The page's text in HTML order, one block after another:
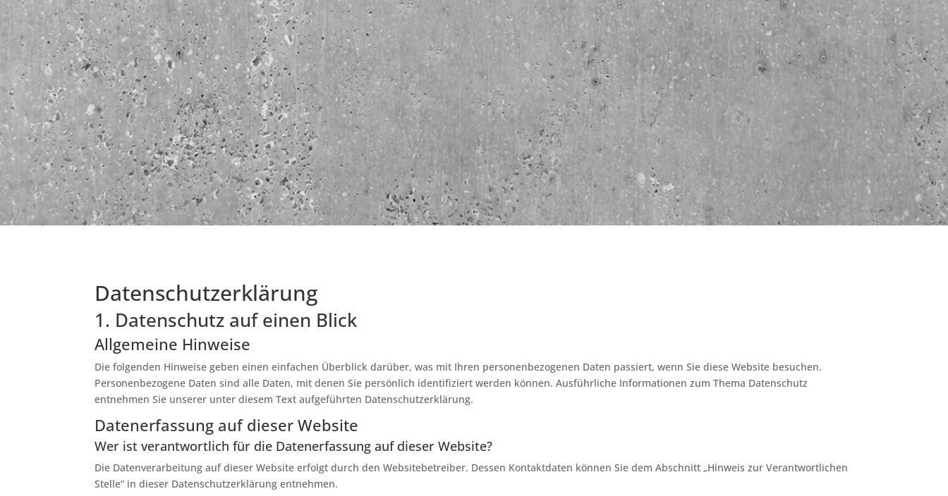
Datenschutz­erklärung
1. Datenschutz auf einen Blick
Allgemeine Hinweise
Die folgenden Hinweise geben einen einfachen Überblick darüber, was mit Ihren personenbezogenen Daten passiert, wenn Sie diese Website besuchen.
Personenbezogene Daten sind alle Daten, mit denen Sie persönlich identifiziert werden können. Ausführliche Informationen zum Thema Datenschutz
entnehmen Sie unserer unter diesem Text aufgeführten Datenschutzerklärung.
Datenerfassung auf dieser Website
Wer ist verantwortlich für die Datenerfassung auf dieser Website?
Die Datenverarbeitung auf dieser Website erfolgt durch den Websitebetreiber. Dessen Kontaktdaten können Sie dem Abschnitt „Hinweis zur Verantwortlichen
Stelle“ in dieser Datenschutzerklärung entnehmen.